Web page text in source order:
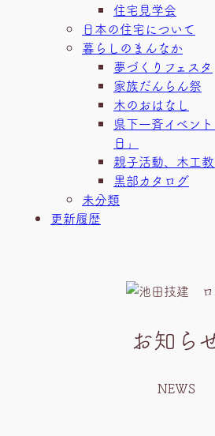
住宅見学会
日本の住宅について
暮らしのまんなか
夢づくりフェスタ
家族だんらん祭
木のおはなし
県下一斉イベン
日」
親子活動、木工
黒部カタログ
未分類
更新履歴
お知ら
NEWS